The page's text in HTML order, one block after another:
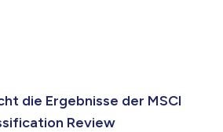
die Ergebnisse der MSCI
Review